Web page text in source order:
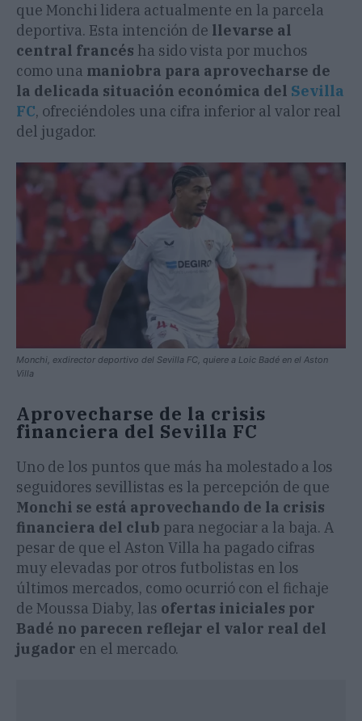
que Monchi lidera actualmente en la parcela
deportiva. Esta intención de llevarse al
central francés ha sido vista por muchos
como una maniobra para aprovecharse de
la delicada situación económica del Sevilla
FC, ofreciéndoles una cifra inferior al valor real
del jugador.
Monchi, exdirector deportivo del Sevilla FC, quiere a Loic Badé en el Aston
Villa
Aprovecharse de la crisis
financiera del Sevilla FC
Uno de los puntos que más ha molestado a los
seguidores sevillistas es la percepción de que
Monchi se está aprovechando de la crisis
financiera del club para negociar a la baja. A
pesar de que el Aston Villa ha pagado cifras
muy elevadas por otros futbolistas en los
últimos mercados, como ocurrió con el fichaje
de Moussa Diaby, las ofertas iniciales por
Badé no parecen reflejar el valor real del
jugador en el mercado.